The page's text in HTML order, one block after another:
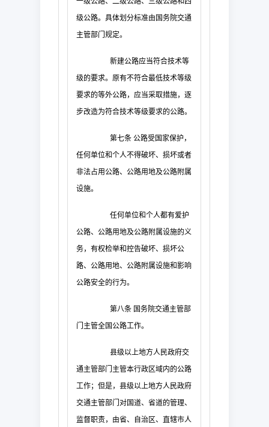
级公路。具体划分标准由国务院交通
主管部门规定。
新建公路应当符合技术等
级的要求。原有不符合最低技术等级
要求的等外公路，应当采取措施，逐
步改造为符合技术等级要求的公路。
第七条 公路受国家保护，
任何单位和个人不得破坏、损坏或者
非法占用公路、公路用地及公路附属
设施。
任何单位和个人都有爱护
公路、公路用地及公路附属设施的义
务，有权检举和控告破坏、损坏公
路、公路用地、公路附属设施和影响
公路安全的行为。
第八条 国务院交通主管部
门主管全国公路工作。
县级以上地方人民政府交
通主管部门主管本行政区域内的公路
工作；但是，县级以上地方人民政府
交通主管部门对国道、省道的管理、
监督职责，由省、自治区、直辖市人